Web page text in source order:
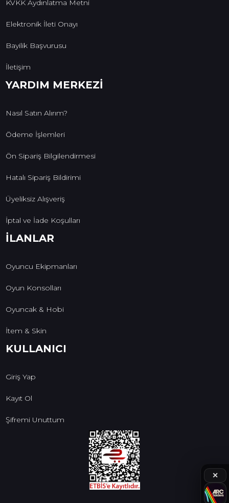
✕
KVKK Aydınlatma Metni
Elektronik İleti Onayı
Bayilik Başvurusu
İletişim
YARDIM MERKEZİ
Nasıl Satın Alırım?
Ödeme İşlemleri
Ön Sipariş Bilgilendirmesi
Hatalı Sipariş Bildirimi
Üyeliksiz Alışveriş
İptal ve İade Koşulları
İLANLAR
Oyuncu Ekipmanları
Oyun Konsolları
Oyuncak & Hobi
İtem & Skin
KULLANICI
Giriş Yap
Kayıt Ol
Şifremi Unuttum